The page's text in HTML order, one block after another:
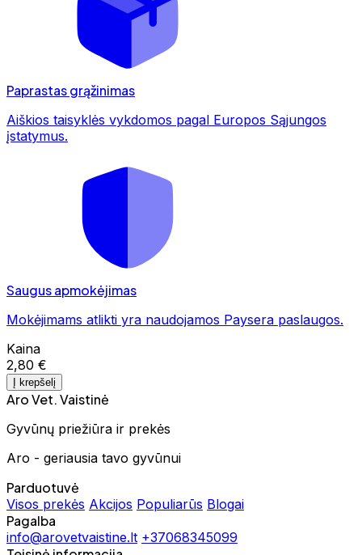
Paprastas grąžinimas
Aiškios taisyklės vykdomos pagal Europos Sąjungos
įstatymus.
Saugus apmokėjimas
Mokėjimams atlikti yra naudojamos Paysera paslaugos.
Kaina
2,80 €
Į krepšelį
Aro Vet. Vaistinė
Gyvūnų priežiūra ir prekės
Aro - geriausia tavo gyvūnui
Parduotuvė
Visos prekės Akcijos Populiarūs Blogai
Pagalba
info@arovetvaistine.lt +37068345099